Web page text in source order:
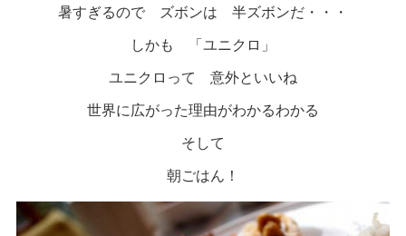
暑すぎるので ズボンは 半ズボンだ・・・
しかも 「ユニクロ」
ユニクロって 意外といいね
世界に広がった理由がわかるわかる
そして
朝ごはん！